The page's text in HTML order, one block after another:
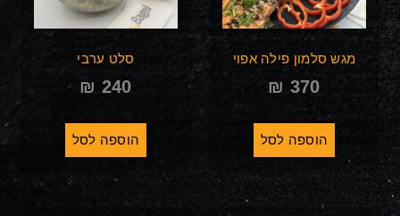
מגש סלמון פילה אפוי
₪ 370
הוספה לסל
סלט ערבי
₪ 240
הוספה לסל